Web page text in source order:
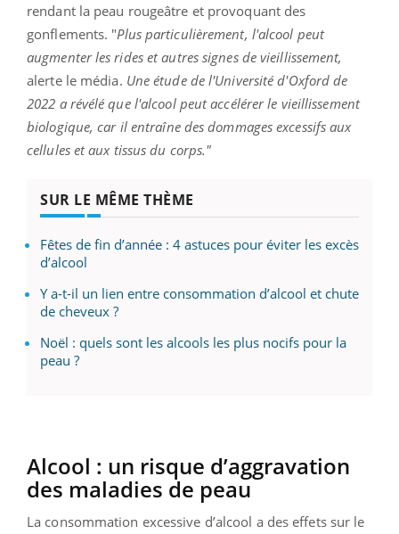
rendant la peau rougeâtre et provoquant des
gonflements. "Plus particulièrement, l'alcool peut
augmenter les rides et autres signes de vieillissement,
alerte le média. Une étude de l'Université d'Oxford de
2022 a révélé que l'alcool peut accélérer le vieillissement
biologique, car il entraîne des dommages excessifs aux
cellules et aux tissus du corps."
SUR LE MÊME THÈME
Fêtes de fin d’année : 4 astuces pour éviter les excès
d’alcool
Y a-t-il un lien entre consommation d’alcool et chute
de cheveux ?
Noël : quels sont les alcools les plus nocifs pour la
peau ?
Alcool : un risque d’aggravation
des maladies de peau
La consommation excessive d’alcool a des effets sur le